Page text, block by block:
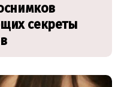
секреты